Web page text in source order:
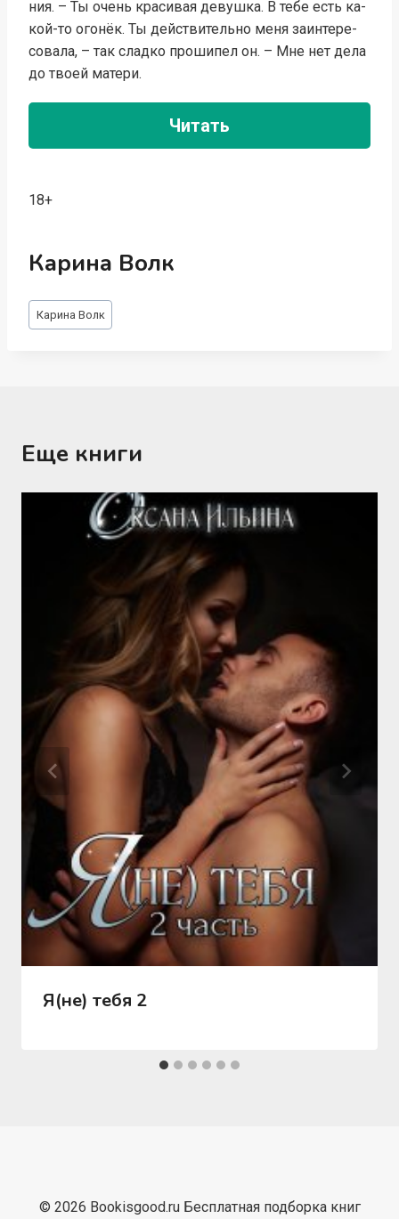
ния. – Ты очень кра­си­вая де­вуш­ка. В те­бе есть ка­
кой-то огонёк. Ты дей­ст­ви­тель­но ме­ня за­ин­те­ре­
со­ва­ла, – так слад­ко про­ши­пел он. – Мне нет де­ла
до тво­ей ма­те­ри.
Читать
18+
Карина Волк
Метки
записи:
Карина Волк
Еще книги
Я(не) тебя 2
© 2026 Bookisgood.ru Бесплатная подборка книг